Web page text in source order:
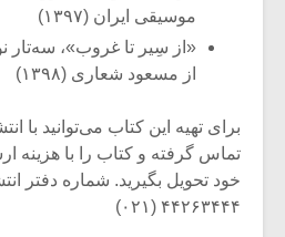
موسیقی ایران (۱۳۹۷)
«از سِیر تا غروب»، سه‌تار
از مسعود شعاری (۱۳۹۸)
برای تهیه این کتاب می‌توانید با
تماس گرفته و کتاب را با هزینه
خود تحویل بگیرید. شماره دفتر
۴۴۲۶۳۴۴۴ (۰۲۱)